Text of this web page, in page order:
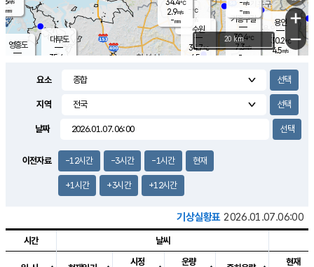
mm
영흥도
용인
30.2℃
4.5m/s
6.1m/s
대부도
35.4
- ℃
m/s
mm
기흥구갈
30.4℃
7.3m/s
-
34.4℃
2.9m/s
-mm
-m/s
-mm
수원
34.7℃
4.5 m/s
+
−
20 km
요소
지역
날짜
이전자료 -12시간 -3시간 -1시간 현재
+1시간 +3시간 +12시간
기상실황표 2026.01.07.06:00
시간 날씨
시정
운량
현재